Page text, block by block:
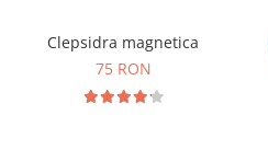
Clepsidra magnetica
75 RON